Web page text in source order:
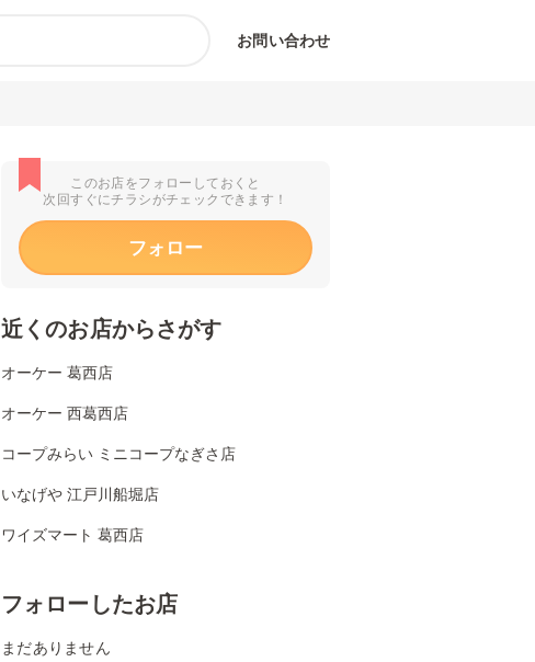
お問い合わせ
このお店をフォローしておくと
次回すぐにチラシがチェックできます！
フォロー
近くのお店からさがす
オーケー 葛西店
オーケー 西葛西店
コープみらい ミニコープなぎさ店
いなげや 江戸川船堀店
ワイズマート 葛西店
フォローしたお店
まだありません